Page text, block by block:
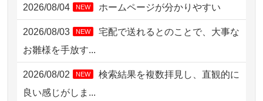
2026/08/02 11:15 千葉県の方からお申込み
2026/08/02 10:39 神奈川の方からお申込み
2026/08/04 NEW ホームページが分かりやすい
2026/08/03 NEW
宅配で送れるとのことで、大事な
お雛様を手放す...
2026/08/02 NEW
検索結果を複数拝見し、直観的に
良い感じがしま...